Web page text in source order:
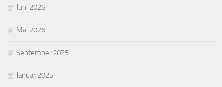
Juni 2026
Mai 2026
September 2025
Januar 2025